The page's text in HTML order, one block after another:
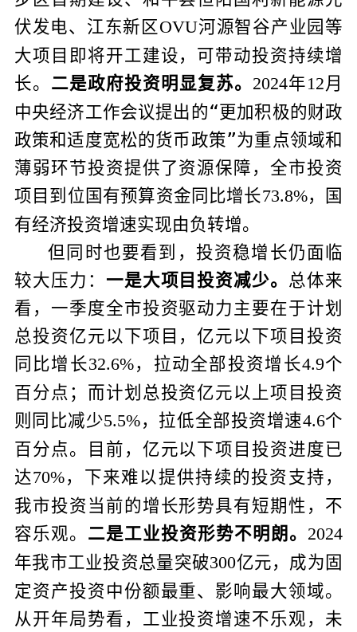
伏发电、江东新区OVU河源智谷产业园等
大项目即将开工建设，可带动投资持续增
长。 二是政府投资明显复苏。 2024年12月
中央经济工作会议提出的“更加积极的财政
政策和适度宽松的货币政策”为重点领域和
薄弱环节投资提供了资源保障，全市投资
项目到位国有预算资金同比增长73.8%，国
有经济投资增速实现由负转增。
但同时也要看到，投资稳增长仍面临
较大压力： 一是大项目投资减少。 总体来
看，一季度全市投资驱动力主要在于计划
总投资亿元以下项目，亿元以下项目投资
同比增长32.6%，拉动全部投资增长4.9个
百分点；而计划总投资亿元以上项目投资
则同比减少5.5%，拉低全部投资增速4.6个
百分点。目前，亿元以下项目投资进度已
达70%，下来难以提供持续的投资支持，
我市投资当前的增长形势具有短期性，不
容乐观。 二是工业投资形势不明朗。 2024
年我市工业投资总量突破300亿元，成为固
定资产投资中份额最重、影响最大领域。
从开年局势看，工业投资增速不乐观，未